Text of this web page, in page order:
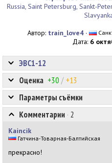
Russia, Saint Petersburg, Sankt-
Автор: train_love4 ·
Дата: 6
Оценка +30 / +13
ЭВС1-12
Параметры съёмки
Комментарии · 2
Kaincik
Гатчина-Товарная-Балтийская
прекрасно!